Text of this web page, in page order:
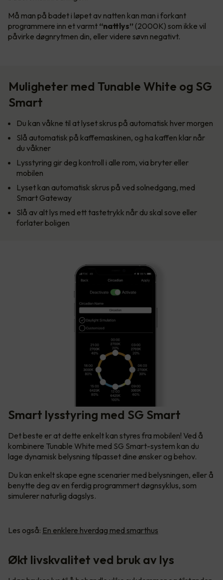
Må man på badet i løpet av natten kan man i forkant
programmere inn et varmt “nattlys” (2000K) som ikke vil
påvirke døgnrytmen din, eller videre søvn negativt.
Muligheter med Tunable White og SG
Smart
Du kan våkne til at lyset skrus på automatisk hver morgen
Slå automatisk på kaffemaskinen, og ha kaffen klar når
du våkner
Lysstyring gir deg kontroll i alle rom, via bryter eller
mobilen
Lyset kan automatisk skrus på ved solnedgang, med
Smart Gateway
Slå av alt lys med ett tastetrykk når du skal sove eller
forlater boligen
Smart lysstyring med SG Smart
Det beste er at dette enkelt kan styres fra mobilen! Ved å
kombinere Tunable White med SG Smart-system kan du
lage dynamisk belysning tilpasset dine ønsker og behov.
Du kan enkelt skape egne scenarier med belysningen, eller å
benytte deg av en ferdig programmert døgnsyklus, som
simulerer naturlig dagslys.
Les også: En enklere hverdag med smarthus
Økt livskvalitet ved bruk av lys